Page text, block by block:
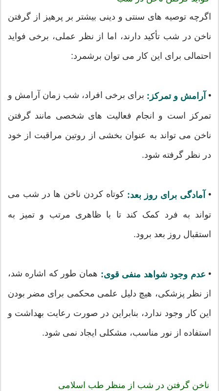
اگرچه توصیه های سنتی و دینی بیشتر بر پرهیز از گرفتن
ناخن در شب تأکید دارند، اما از نظر عملی، برخی فواید
احتمالی برای این کار می توان برشمرد:
• آرامش و تمرکز: برای برخی افراد، شب زمان آرامش و
تمرکز است و انجام فعالیت های شخصی مانند گرفتن
ناخن می تواند به عنوان بخشی از روتین مراقبت از خود
در نظر گرفته شود.
• آمادگی برای روز بعد: کوتاه کردن ناخن ها در شب می
تواند به فرد کمک کند تا با ظاهری مرتب و تمیز به
استقبال روز بعد برود.
• عدم وجود شواهد منفی قوی: همان طور که اشاره شد،
از نظر پزشکی، هیچ دلیل علمی محکمی برای مضر بودن
این کار وجود ندارد، بنابراین در صورت رعایت بهداشت و
استفاده از نور مناسب، مشکلی ایجاد نمی شود.
ناخن گرفتن در شب از منظر طب اسلامی